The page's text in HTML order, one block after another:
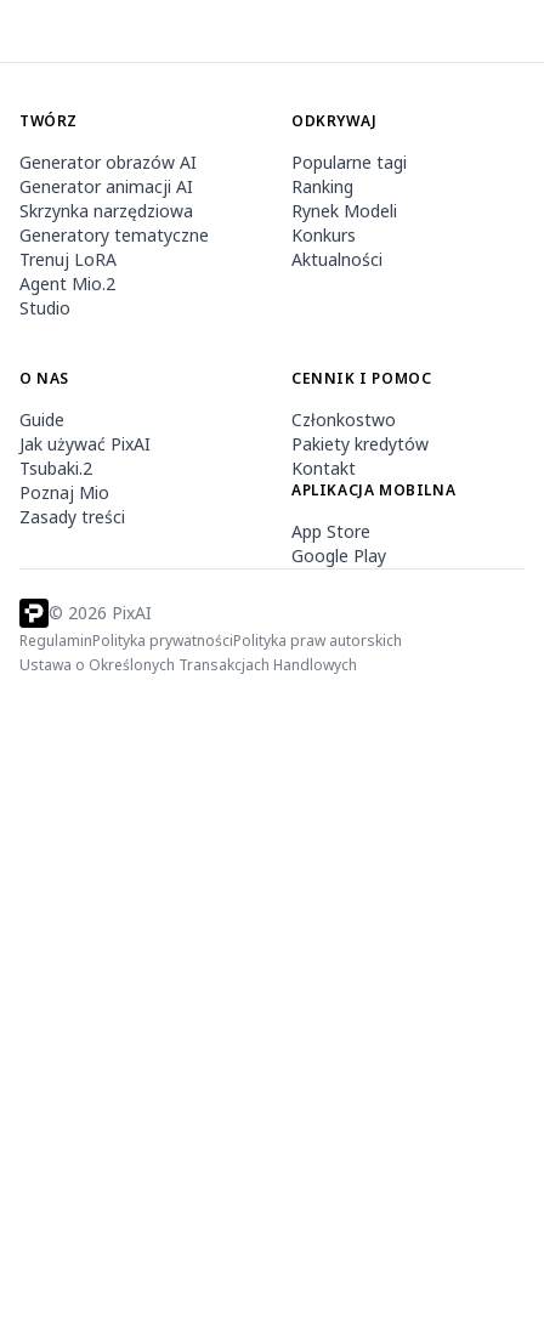
TWÓRZ
Generator obrazów AI
Generator animacji AI
Skrzynka narzędziowa
Generatory tematyczne
Trenuj LoRA
Agent Mio.2
Studio
ODKRYWAJ
Popularne tagi
Ranking
Rynek Modeli
Konkurs
Aktualności
O NAS
Guide
Jak używać PixAI
Tsubaki.2
Poznaj Mio
Zasady treści
CENNIK I POMOC
Członkostwo
Pakiety kredytów
Kontakt
APLIKACJA MOBILNA
App Store
Google Play
© 2026 PixAI
RegulaminPolityka prywatnościPolityka praw autorskich
Ustawa o Określonych Transakcjach Handlowych